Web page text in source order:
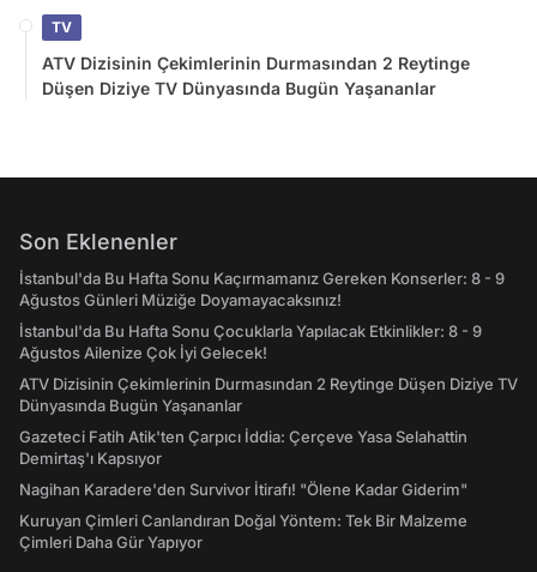
TV
ATV Dizisinin Çekimlerinin Durmasından 2 Reytinge
Düşen Diziye TV Dünyasında Bugün Yaşananlar
Son Eklenenler
İstanbul'da Bu Hafta Sonu Kaçırmamanız Gereken Konserler: 8 - 9
Ağustos Günleri Müziğe Doyamayacaksınız!
İstanbul'da Bu Hafta Sonu Çocuklarla Yapılacak Etkinlikler: 8 - 9
Ağustos Ailenize Çok İyi Gelecek!
ATV Dizisinin Çekimlerinin Durmasından 2 Reytinge Düşen Diziye TV
Dünyasında Bugün Yaşananlar
Gazeteci Fatih Atik'ten Çarpıcı İddia: Çerçeve Yasa Selahattin
Demirtaş'ı Kapsıyor
Nagihan Karadere'den Survivor İtirafı! "Ölene Kadar Giderim"
Kuruyan Çimleri Canlandıran Doğal Yöntem: Tek Bir Malzeme
Çimleri Daha Gür Yapıyor